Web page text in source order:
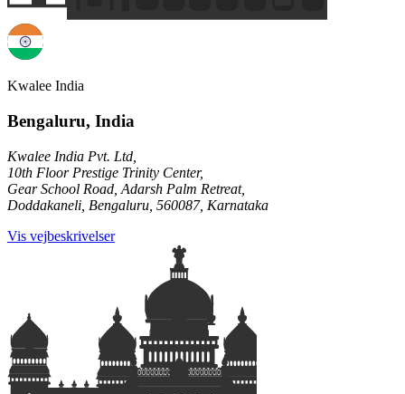
Kwalee India
Bengaluru, India
Kwalee India Pvt. Ltd,
10th Floor Prestige Trinity Center,
Gear School Road, Adarsh Palm Retreat,
Doddakaneli, Bengaluru, 560087, Karnataka
Vis vejbeskrivelser